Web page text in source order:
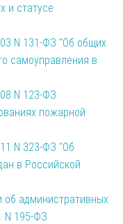
и статусе
N 131-ФЗ "Об общих
самоуправления в
N 123-ФЗ
пожарной
N 323-ФЗ "Об
в Российской
об административных
N 195-ФЗ